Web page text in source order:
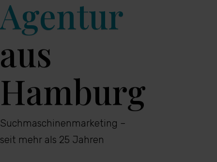
Agentur
aus
Hamburg
Suchmaschinenmarketing –
seit mehr als 25 Jahren